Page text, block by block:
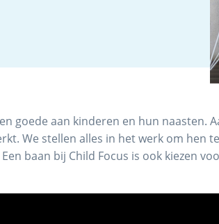
goede aan kinderen en hun naasten.
We stellen alles in het werk om hen
baan bij Child Focus is ook kiezen